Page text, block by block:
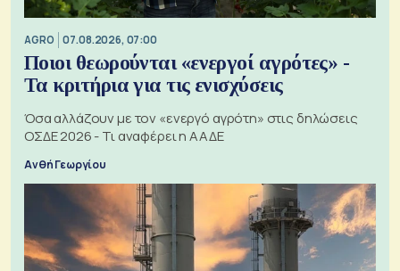
AGRO 07.08.2026, 07:00
Ποιοι θεωρούνται «ενεργοί αγρότες» -
Τα κριτήρια για τις ενισχύσεις
Όσα αλλάζουν με τον «ενεργό αγρότη» στις δηλώσεις
ΟΣΔΕ 2026 - Τι αναφέρει η ΑΑΔΕ
Ανθή Γεωργίου